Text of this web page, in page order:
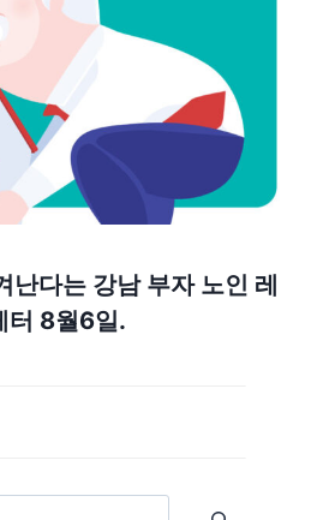
난다는 강남 부자 노인 레
터 8월6일.